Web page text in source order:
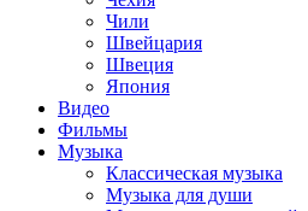
Чили
Швейцария
Швеция
Япония
Видео
Фильмы
Музыка
Классическая музыка
Музыка для души